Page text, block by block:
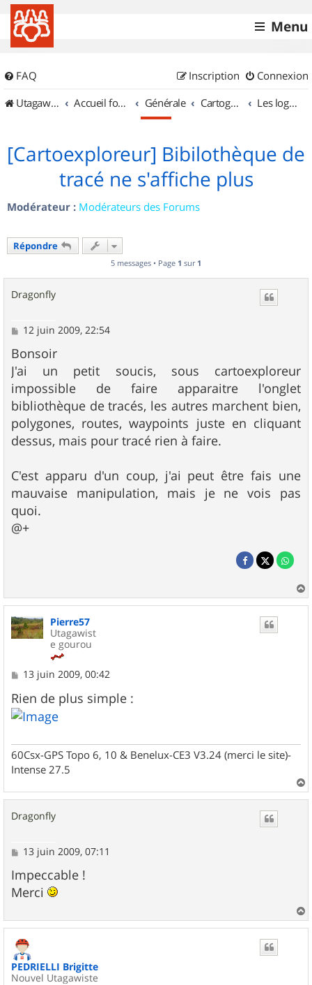
Menu
FAQ Connexion
Inscription
UtagawaVTT (Randos VTT et VTTAE avec traces GPS)
Accueil forum Générale Cartographie et GPS Les logiciels
[Cartoexploreur] Bibilothèque de
tracé ne s'affiche plus
Modérateur : Modérateurs des Forums
Répondre
5 messages • Page 1 sur 1
Dragonfly
M
s
s
a
g
e
12 juin 2009, 22:54
Bonsoir
J'ai un petit soucis, sous cartoexploreur
impossible de faire apparaitre l'onglet
bibliothèque de tracés, les autres marchent bien,
polygones, routes, waypoints juste en cliquant
dessus, mais pour tracé rien à faire.
C'est apparu d'un coup, j'ai peut être fais une
mauvaise manipulation, mais je ne vois pas
quoi.
@+
a
Pierre57
Utagawist
e gourou
M
s
s
a
13 juin 2009, 00:42
Rien de plus simple :
60Csx-GPS Topo 6, 10 & Benelux-CE3 V3.24 (merci le site)-
Intense 27.5
a
Dragonfly
M
s
s
a
13 juin 2009, 07:11
Impeccable !
Merci
a
u
PEDRIELLI Brigitte
Nouvel Utagawiste